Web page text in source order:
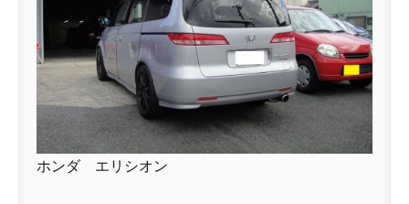
ホンダ エリシオン